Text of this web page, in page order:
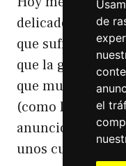
de
el
delicado. Hoy
que sufro día si
que la gordofobia
que muchas
(como las
anuncio). Nos
unos cuerpos